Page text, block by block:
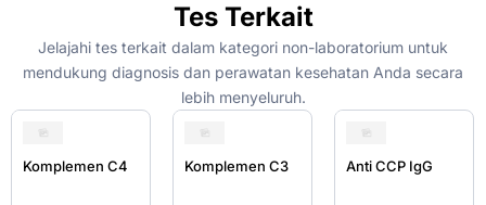
Tes Terkait
Jelajahi tes terkait dalam kategori non-laboratorium untuk
mendukung diagnosis dan perawatan kesehatan Anda secara
lebih menyeluruh.
Komplemen C4 Komplemen C3 Anti CCP IgG